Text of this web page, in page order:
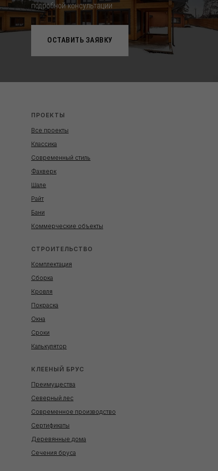
подробной консультации
ОСТАВИТЬ ЗАЯВКУ
ПРОЕКТЫ
Все проекты
Классика
Современный стиль
Фахверк
Шале
Райт
Бани
Коммерческие объекты
СТРОИТЕЛЬСТВО
Комплектация
Сборка
Кровля
Покраска
Окна
Сроки
Калькулятор
КЛЕЕНЫЙ БРУС
Преимущества
Северный лес
Современное производство
Сертификаты
Деревянные дома
Сечения бруса